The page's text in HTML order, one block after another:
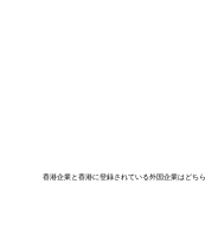
香港企業と香港に登録されている外国企業はどち